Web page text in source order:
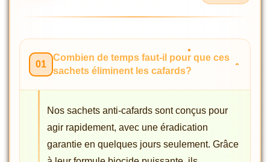
01
Combien de temps faut-il pour que ces
sachets éliminent les cafards?
Nos sachets anti-cafards sont conçus pour
agir rapidement, avec une éradication
garantie en quelques jours seulement. Grâce